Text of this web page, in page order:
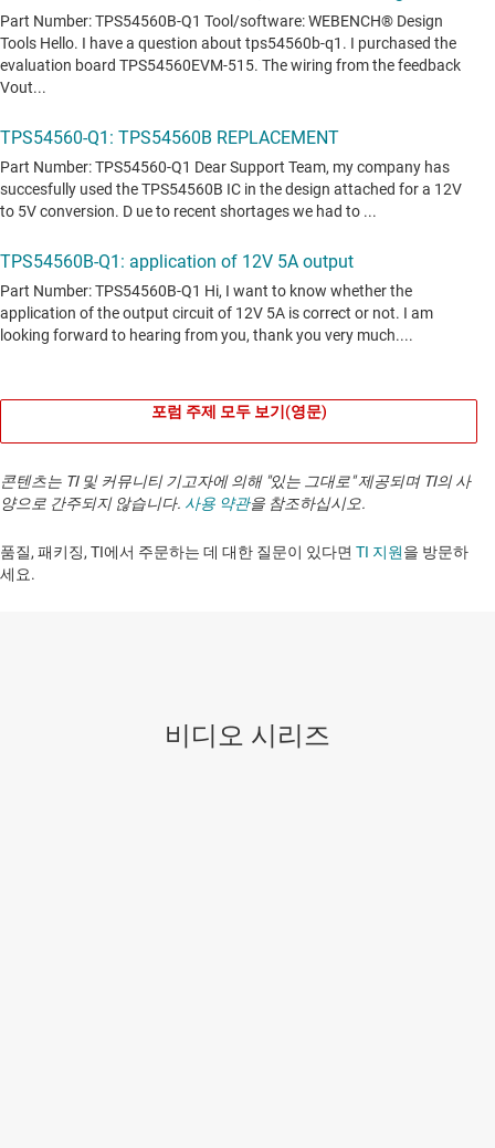
포럼 주제 모두 보기(영문)
콘텐츠는 TI 및 커뮤니티 기고자에 의해 "있는 그대로" 제공되며 TI의 사
양으로 간주되지 않습니다. 사용 약관을 참조하십시오.
품질, 패키징, TI에서 주문하는 데 대한 질문이 있다면 TI 지원을 방문하
세요. ​​​​​​​​​​​​​​
비디오 시리즈